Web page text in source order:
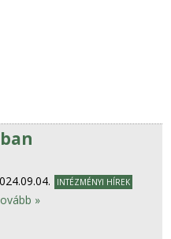
INTÉZMÉNYI HÍREK
»